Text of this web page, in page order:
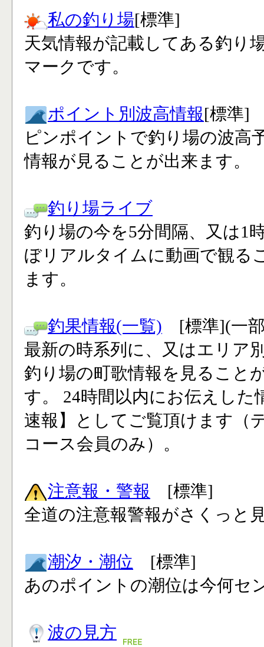
私の釣り場[標準]
天気情報が記載してある釣り
マークです。
ポイント別波高情報[標準]
ピンポイントで釣り場の波高
情報が見ることが出来ます。
釣り場ライブ
釣り場の今を5分間隔、又は1
ぼリアルタイムに動画で観る
ます。
釣果情報(一覧) [標準](一
最新の時系列に、又はエリア
釣り場の町歌情報を見ること
す。 24時間以内にお伝えした
速報】としてご覧頂けます（
コース会員のみ）。
注意報・警報 [標準]
全道の注意報警報がさくっと
潮汐・潮位 [標準]
あのポイントの潮位は今何セ
波の見方